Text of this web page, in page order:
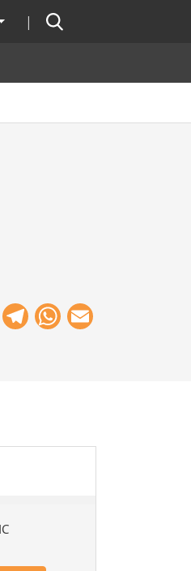
Lista adicional de acciones
Buscador
Facebook
Telegram
WhatsApp